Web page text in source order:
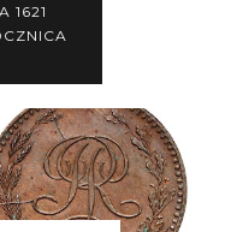
1621